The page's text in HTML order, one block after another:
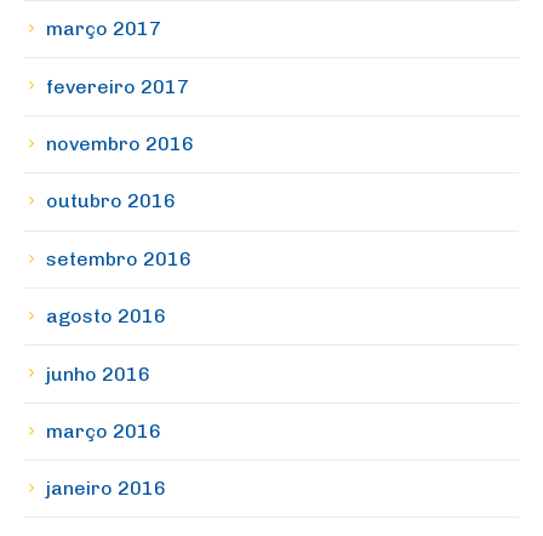
março 2017
fevereiro 2017
novembro 2016
outubro 2016
setembro 2016
agosto 2016
junho 2016
março 2016
janeiro 2016